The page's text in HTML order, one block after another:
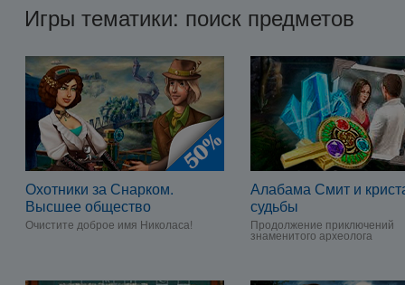
Игры тематики: поиск предметов
Охотники за Снарком.
Высшее общество
Очистите доброе имя Николаса!
Алабама Смит и
судьбы
Продолжение приключений
знаменитого археолога